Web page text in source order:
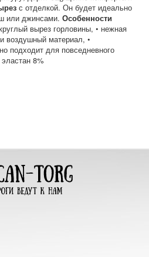
с отделкой. Он будет идеально
или джинсами. Особенности
вырез горловины, • нежная
воздушный материал, •
подходит для повседневного
8%